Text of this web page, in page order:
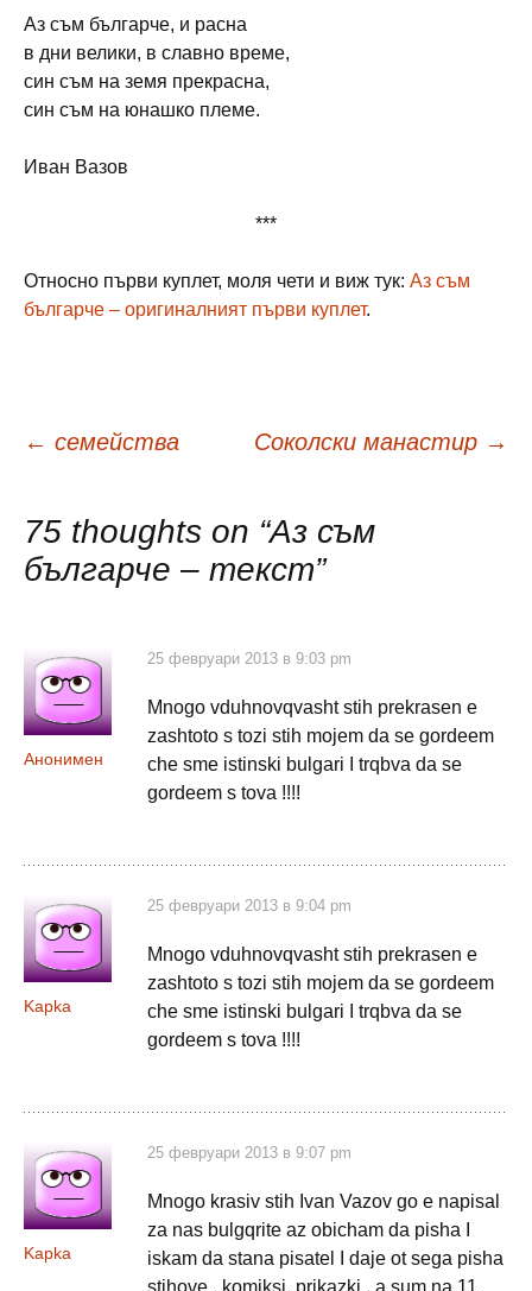
Аз съм българче, и расна
в дни велики, в славно време,
син съм на земя прекрасна,
син съм на юнашко племе.
Иван Вазов
***
Относно първи куплет, моля чети и виж тук: Аз съм
българче – оригиналният първи куплет.
Навигация
публикациите
← семейства Соколски манастир →
75 thoughts on “Аз съм
българче – текст”
Анонимен
25 февруари 2013 в 9:03 pm
Mnogo vduhnovqvasht stih prekrasen e
zashtoto s tozi stih mojem da se gordeem
che sme istinski bulgari I trqbva da se
gordeem s tova !!!!
Kapka
25 февруари 2013 в 9:04 pm
Mnogo vduhnovqvasht stih prekrasen e
zashtoto s tozi stih mojem da se gordeem
che sme istinski bulgari I trqbva da se
gordeem s tova !!!!
Kapka
25 февруари 2013 в 9:07 pm
Mnogo krasiv stih Ivan Vazov go e napisal
za nas bulgqrite az obicham da pisha I
iskam da stana pisatel I daje ot sega pisha
stihove , komiksi, prikazki , a sum na 11